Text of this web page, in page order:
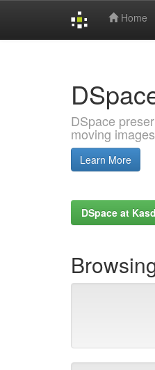
Home
DSpace
moving
Learn More
DSpace at